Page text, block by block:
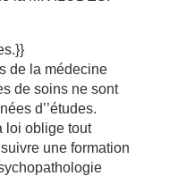
de la médecine
de soins ne sont
d’’études.
loi oblige tout
une formation